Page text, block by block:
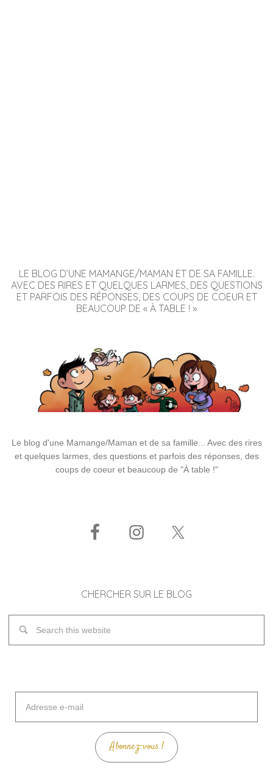
LE BLOG D’UNE MAMANGE/MAMAN ET DE SA FAMILLE.
AVEC DES RIRES ET QUELQUES LARMES, DES QUESTIONS
ET PARFOIS DES RÉPONSES, DES COUPS DE COEUR ET
BEAUCOUP DE « À TABLE ! »
Le blog d'une Mamange/Maman et de sa famille... Avec des rires
et quelques larmes, des questions et parfois des réponses, des
coups de coeur et beaucoup de "À table !"
CHERCHER SUR LE BLOG
mail
Abonnez-vous !